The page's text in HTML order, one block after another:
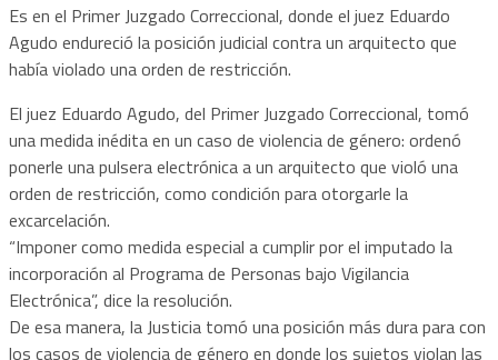
Es en el Primer Juzgado Correccional, donde el juez Eduardo
Agudo endureció la posición judicial contra un arquitecto que
había violado una orden de restricción.
El juez Eduardo Agudo, del Primer Juzgado Correccional, tomó
una medida inédita en un caso de violencia de género: ordenó
ponerle una pulsera electrónica a un arquitecto que violó una
orden de restricción, como condición para otorgarle la
excarcelación.
“Imponer como medida especial a cumplir por el imputado la
incorporación al Programa de Personas bajo Vigilancia
Electrónica”, dice la resolución.
De esa manera, la Justicia tomó una posición más dura para con
los casos de violencia de género en donde los sujetos violan las